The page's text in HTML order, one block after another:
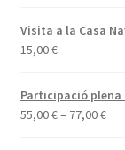
Visita a la Casa
15,00€
Participació
55,00€– 77,00€